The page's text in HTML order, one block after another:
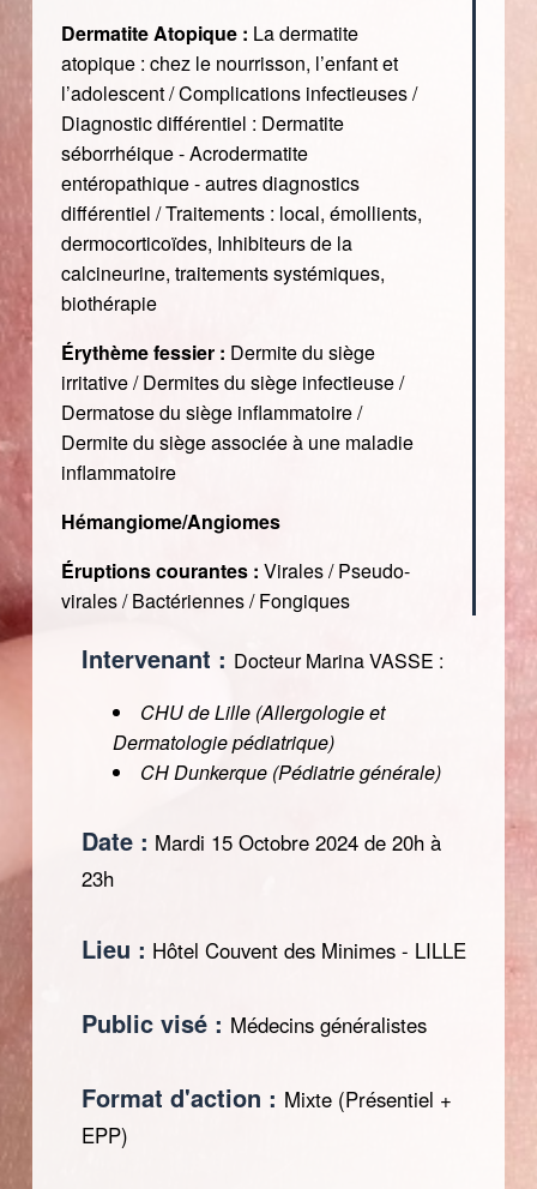
Dermatite Atopique : La dermatite
atopique : chez le nourrisson, l’enfant et
l’adolescent / Complications infectieuses /
Diagnostic différentiel : Dermatite
séborrhéique - Acrodermatite
entéropathique - autres diagnostics
différentiel / Traitements : local, émollients,
dermocorticoïdes, Inhibiteurs de la
calcineurine, traitements systémiques,
biothérapie
Érythème fessier : Dermite du siège
irritative / Dermites du siège infectieuse /
Dermatose du siège inflammatoire /
Dermite du siège associée à une maladie
inflammatoire
Hémangiome/Angiomes
Éruptions courantes : Virales / Pseudo-
virales / Bactériennes / Fongiques
Intervenant : Docteur Marina VASSE :
CHU de Lille (Allergologie et
Dermatologie pédiatrique)
CH Dunkerque (Pédiatrie générale)
Date : Mardi 15 Octobre 2024 de 20h à
23h
Lieu : Hôtel Couvent des Minimes - LILLE
Public visé : Médecins généralistes
Format d'action : Mixte (Présentiel +
EPP)